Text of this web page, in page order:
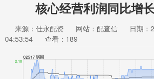
核心经营利润同比增
来源：佳永配资 网站：配查信
日期：
04:53:54
查看：189